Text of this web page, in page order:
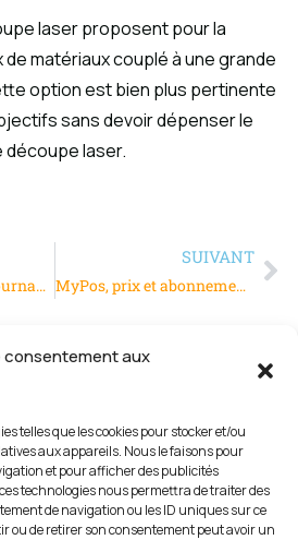
consentement aux
telles que les cookies pour stocker et/ou
aux appareils. Nous le faisons pour
et pour afficher des publicités
technologies nous permettra de traiter des
de navigation ou les ID uniques sur ce
ou de retirer son consentement peut avoir un
laser proposent pour la
matériaux couplé à une grande
option est bien plus pertinente
sans devoir dépenser le
découpe laser.
Glaciers : ces incontournables pour une saison réussie !
SUIVANT
MyPos, prix et abonnement de ce terminal de paiement